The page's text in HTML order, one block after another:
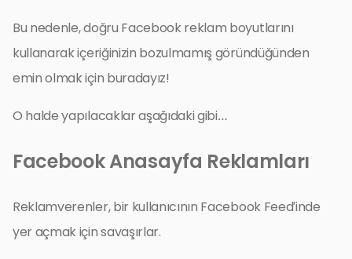
Bu nedenle, doğru Facebook reklam boyutlarını
kullanarak içeriğinizin bozulmamış göründüğünden
emin olmak için buradayız!
O halde yapılacaklar aşağıdaki gibi…
Facebook Anasayfa Reklamları
Reklamverenler, bir kullanıcının Facebook Feed’inde
yer açmak için savaşırlar.